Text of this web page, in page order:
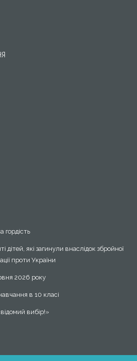
гордість
дітей, які загинули внаслідок збройної
проти України
2026 року
в 10 класі
вибір!»